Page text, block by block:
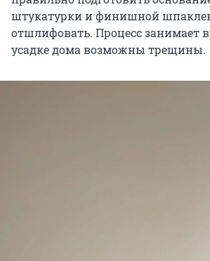
штукатурки и финишной
отшлифовать. Процесс занимает
усадке дома возможны трещины.